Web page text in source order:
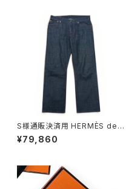
S様通販決済用 HERMÈS deni
m 5P pants
¥79,860